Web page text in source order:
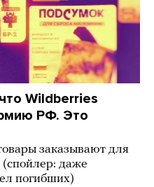
Wildberries
РФ. Это
заказывают для
даже
погибших)